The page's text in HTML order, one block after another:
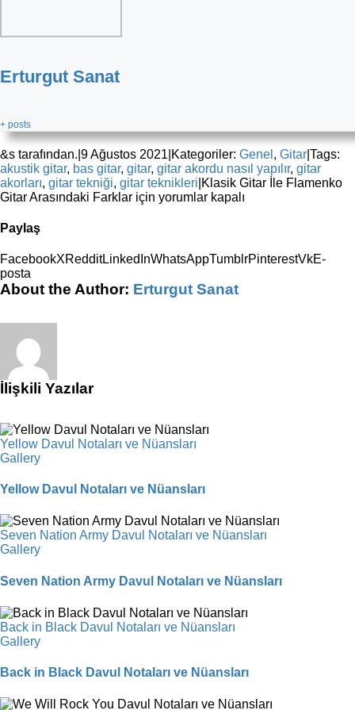
Erturgut Sanat
+ posts
&s tarafından. 9 Ağustos 2021 Kategoriler: Genel , Gitar Tags:
akustik gitar, bas gitar, gitar, gitar akordu nasıl yapılır, gitar
akorları, gitar tekniği, gitar teknikleri Klasik Gitar İle Flamenko
Gitar Arasındaki Farklar için yorumlar kapalı
Paylaş
FacebookXRedditLinkedInWhatsAppTumblrPinterestVkE-
posta
About the Author: Erturgut Sanat
İlişkili Yazılar
Yellow Davul Notaları ve Nüansları
Gallery
Yellow Davul Notaları ve Nüansları
Seven Nation Army Davul Notaları ve Nüansları
Gallery
Seven Nation Army Davul Notaları ve Nüansları
Back in Black Davul Notaları ve Nüansları
Gallery
Back in Black Davul Notaları ve Nüansları